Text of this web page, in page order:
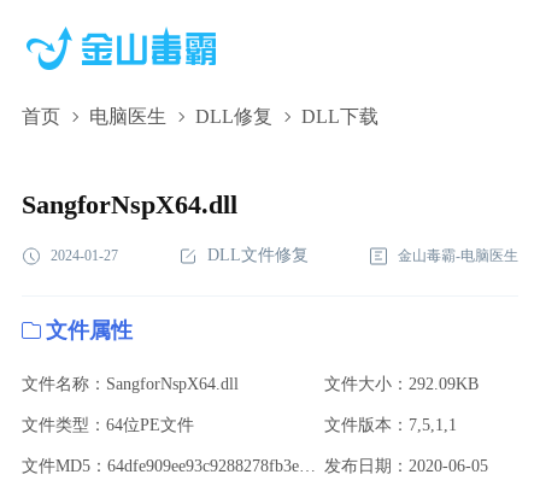
首页 电脑医生 DLL修复 DLL下载
SangforNspX64.dll,SangforNspX64.dll下载,SangforNspX64.dll修复
SangforNspX64.dll
2024-01-27 DLL文件修复 金山毒霸-电脑医生
文件属性
文件名称：SangforNspX64.dll 文件大小：292.09KB
文件类型：64位PE文件 文件版本：7,5,1,1
文件MD5：64dfe909ee93c9288278fb3e28d97772 发布日期：2020-06-05